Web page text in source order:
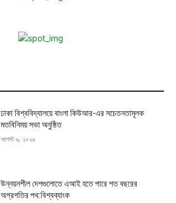
ঢাকা বিশ্ববিদ্যালয়ে বাংলা কিউআর-এর সচেতনতামূলক
মতবিনিময় সভা অনুষ্ঠিত
আগস্ট ৬, ২০২৬
উন্নয়নশীল দেশগুলোতে এআই হতে পারে শত বছরের
অগ্রগতির পথ:বিশ্বব্যাংক